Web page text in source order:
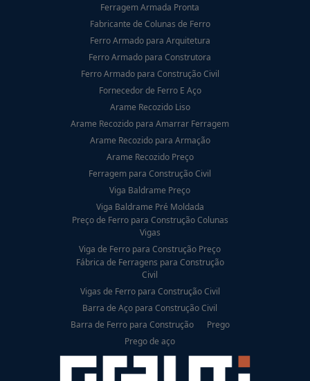
Ferragem Armada Pronta
Fabricante de Colunas de Ferro
Ferro Armado para Arquitetura
Ferro Armado para Construtora
Ferro Armado para Construção Civil
Fornecedor de Ferro E Aço
Arame Recozido Liso
Arame Recozido para Amarrar Ferragem
Arame Recozido para Armação
Arame Recozido Preço
Ferragem para Construção Civil
Viga Baldrame Preço
Viga Baldrame Pré Moldada
Preço de Ferro para Construção Colunas
Vigas
Viga de Ferro para Construção Preço
Fábrica de Ferragens para Construção
Civil
Vigas de Ferro para Construção Civil
Barra de Aço para Construção Civil
Barra de Ferro para Construção
Prego
Prego de aço